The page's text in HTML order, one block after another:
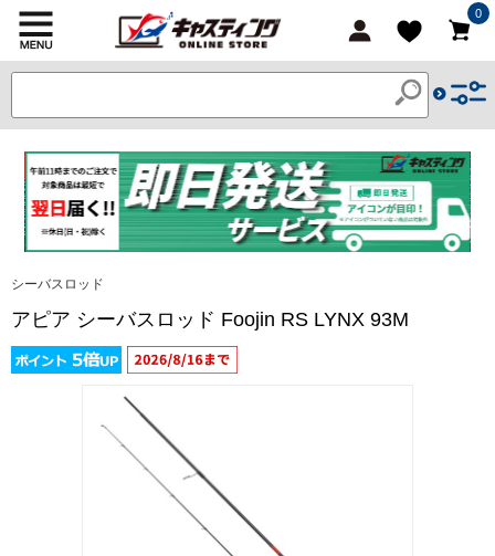
0
シーバスロッド
アピア シーバスロッド Foojin RS LYNX 93M